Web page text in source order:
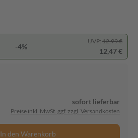
-4%
UVP: 12,99 €
12,47 €
sofort lieferbar
Preise inkl. MwSt. ggf. zzgl. Versandkosten
In den Warenkorb